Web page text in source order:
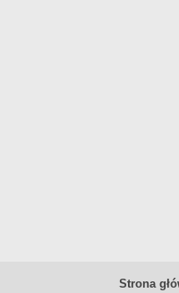
Strona